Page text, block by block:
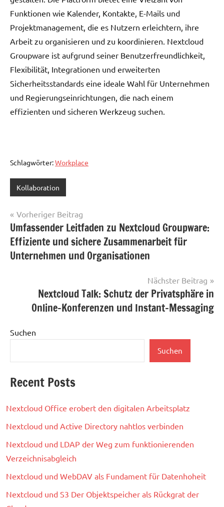
Funktionen wie Kalender, Kontakte, E-Mails und
Projektmanagement, die es Nutzern erleichtern, ihre
Arbeit zu organisieren und zu koordinieren. Nextcloud
Groupware ist aufgrund seiner Benutzerfreundlichkeit,
Flexibilität, Integrationen und erweiterten
Sicherheitsstandards eine ideale Wahl für Unternehmen
und Regierungseinrichtungen, die nach einem
effizienten und sicheren Werkzeug suchen.
Schlagwörter:Workplace
Kollaboration
Beitragsnavigation
Vorheriger Beitrag
Umfassender Leitfaden zu Nextcloud Groupware:
Effiziente und sichere Zusammenarbeit für
Unternehmen und Organisationen
Nächster Beitrag
Nextcloud Talk: Schutz der Privatsphäre in
Online-Konferenzen und Instant-Messaging
Suchen
Suchen
Recent Posts
Nextcloud Office erobert den digitalen Arbeitsplatz
Nextcloud und Active Directory nahtlos verbinden
Nextcloud und LDAP der Weg zum funktionierenden
Verzeichnisabgleich
Nextcloud und WebDAV als Fundament für Datenhoheit
Nextcloud und S3 Der Objektspeicher als Rückgrat der